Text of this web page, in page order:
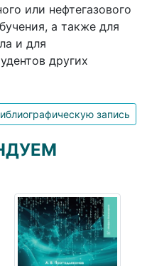
или нефтегазового
а также для
и для
других
запись